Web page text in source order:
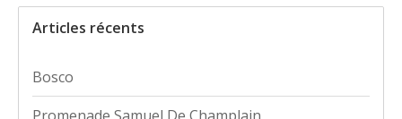
Articles récents
Bosco